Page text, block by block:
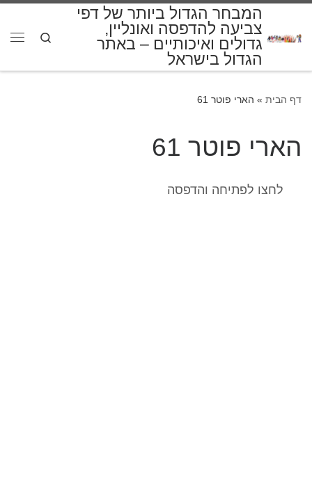
המבחר הגדול ביותר של דפי
צביעה להדפסה ואונליין,
גדולים ואיכותיים – באתר
הגדול בישראל
Search
דף הבית » הארי פוטר 61
הארי פוטר 61
לחצו לפתיחה והדפסה